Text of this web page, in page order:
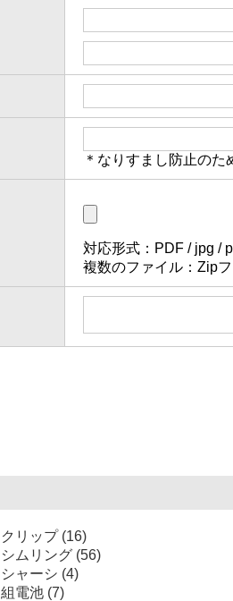
＊なりすまし防止のた
対応形式：PDF / jpg /
複数のファイル：Zip
クリップ (16)
シムリング (56)
シャーシ (4)
組電池 (7)